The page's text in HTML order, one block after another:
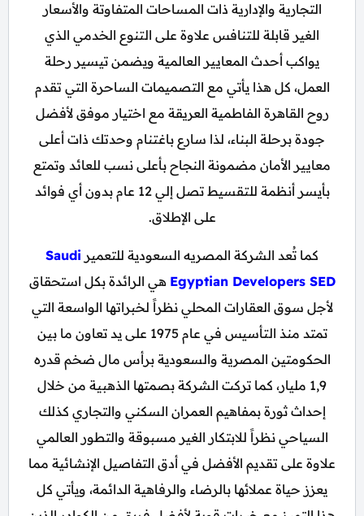
التجارية والإدارية ذات المساحات المتفاوتة والأسعار
الغير قابلة للتنافس علاوة على التنوع الخدمي الذي
يواكب أحدث المعايير العالمية ويضمن تيسير رحلة
العمل، كل هذا يأتي مع التصميمات الساحرة التي تقدم
روح القاهرة الفاطمية العريقة مع اختيار موفق لأفضل
جودة برحلة البناء، لذا سارع باغتنام وحدتك ذات أعلى
معايير الأمان مضمونة النجاح بأعلى نسب للعائد وتمتع
بأيسر أنظمة للتقسيط تصل إلي 12 عام بدون أي فوائد
على الإطلاق.
كما تُعد الشركة المصريه السعودية للتعمير Saudi
Egyptian Developers SED هي الرائدة بكل استحقاق
لأجل سوق العقارات المحلي نظراً لخبراتها الواسعة التي
تمتد منذ التأسيس في عام 1975 على يد تعاون ما بين
الحكومتين المصرية والسعودية برأس مال ضخم قدره
1,9 مليار، كما تركت الشركة بصمتها الذهبية من خلال
إحداث ثورة بمفاهيم العمران السكني والتجاري كذلك
السياحي نظراً للابتكار الغير مسبوقة والتطور العالمي
علاوة على تقديم الأفضل في أدق التفاصيل الإنشائية مما
يعزز حياة عملائها بالرضاء والرفاهية الدائمة، ويأتي كل